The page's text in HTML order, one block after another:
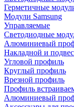
Герметичные
Модули Samsung
Управляемые
Светодиодные
Алюминиевый
Накладной и
Угловой профиль
Круглый профиль
Врезной профиль
Профиль
Алюминиевый